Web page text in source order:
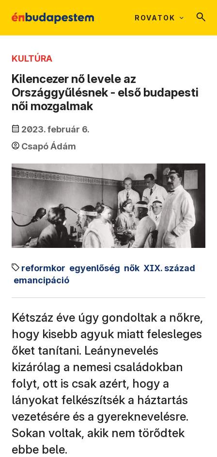
ROVATOK
KULTÚRA
Kilencezer nő levele az
Országgyűlésnek - első budapesti
női mozgalmak
2023. február 6.
Csapó Ádám
reformkor egyenlőség nők XIX. század
emancipáció
Kétszáz éve úgy gondoltak a nőkre,
hogy kisebb agyuk miatt felesleges
őket tanítani. Leánynevelés
kizárólag a nemesi családokban
folyt, ott is csak azért, hogy a
lányokat felkészítsék a háztartás
vezetésére és a gyereknevelésre.
Sokan voltak, akik nem törődtek
ebbe bele.